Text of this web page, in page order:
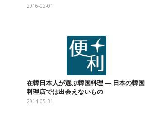
2016-02-01
在韓日本人が選ぶ韓国料理 ― 日本の韓国
料理店では出会えないもの
2014-05-31